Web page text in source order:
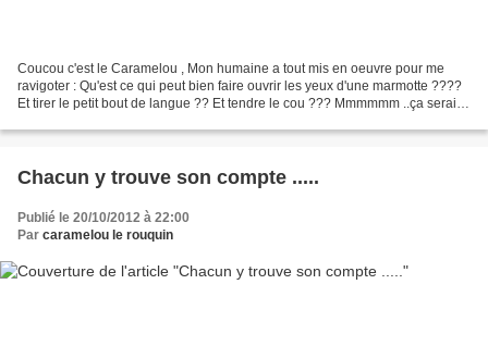
Coucou c'est le Caramelou , Mon humaine a tout mis en oeuvre pour me
ravigoter : Qu'est ce qui peut bien faire ouvrir les yeux d'une marmotte ????
Et tirer le petit bout de langue ?? Et tendre le cou ??? Mmmmmm ..ça serait
Chacun y trouve son compte .....
Publié le 20/10/2012 à 22:00
Par caramelou le rouquin